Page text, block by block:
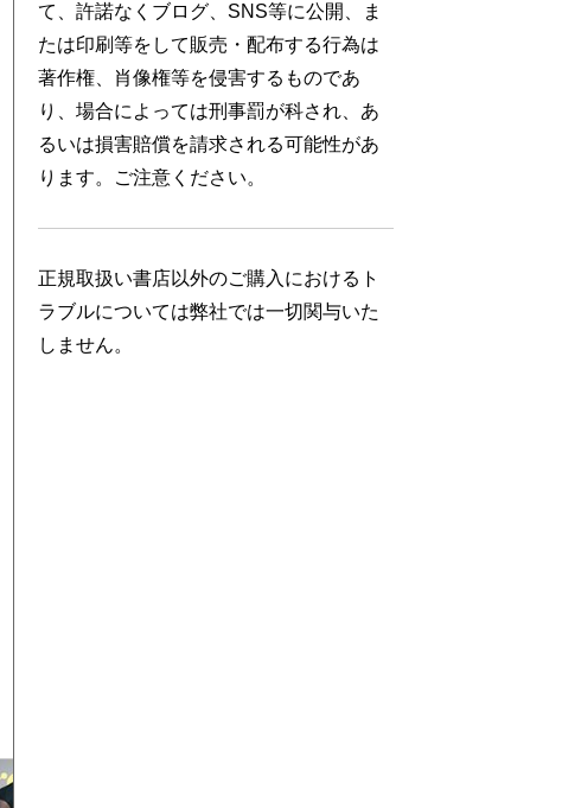
て、許諾なくブログ、SNS等に公開、ま
たは印刷等をして販売・配布する行為は
著作権、肖像権等を侵害するものであ
り、場合によっては刑事罰が科され、あ
るいは損害賠償を請求される可能性があ
ります。ご注意ください。
正規取扱い書店以外のご購入におけるト
ラブルについては弊社では一切関与いた
しません。